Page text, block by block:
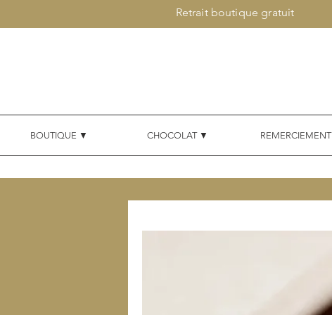
Retrait boutique gratuit
BOUTIQUE ▼ CHOCOLAT ▼ REMERCIEMENT